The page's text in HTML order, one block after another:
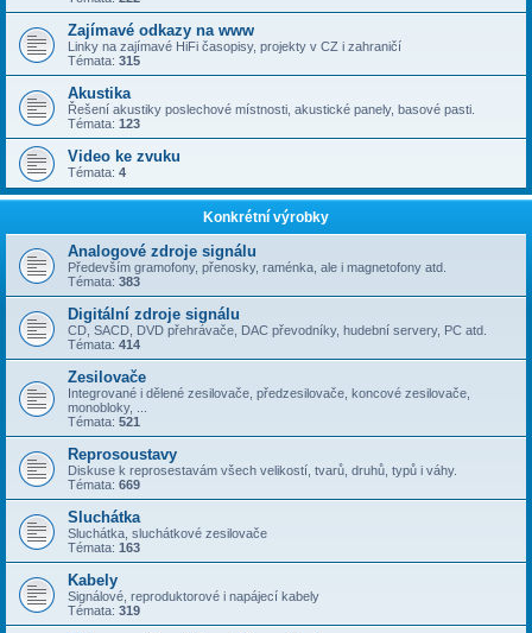
Zajímavé odkazy na www
Linky na zajímavé HiFi časopisy, projekty v CZ i zahraničí
Témata: 315
Akustika
Řešení akustiky poslechové místnosti, akustické panely, basové pasti.
Témata: 123
Video ke zvuku
Témata: 4
Konkrétní výrobky
Analogové zdroje signálu
Především gramofony, přenosky, raménka, ale i magnetofony atd.
Témata: 383
Digitální zdroje signálu
CD, SACD, DVD přehrávače, DAC převodníky, hudební servery, PC atd.
Témata: 414
Zesilovače
Integrované i dělené zesilovače, předzesilovače, koncové zesilovače,
monobloky, ...
Témata: 521
Reprosoustavy
Diskuse k reprosestavám všech velikostí, tvarů, druhů, typů i váhy.
Témata: 669
Sluchátka
Sluchátka, sluchátkové zesilovače
Témata: 163
Kabely
Signálové, reproduktorové i napájecí kabely
Témata: 319